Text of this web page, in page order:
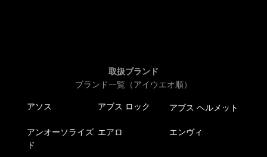
取扱ブランド
ブランド一覧（アイウエオ順）
アソス アブス ロック アブス ヘルメット
アンオーソライズ
ド
エアロ エンヴィ